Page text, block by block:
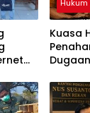
Kuasa